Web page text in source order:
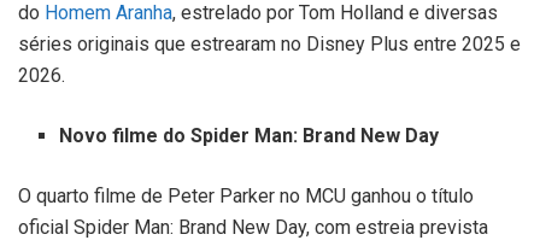
do Homem Aranha, estrelado por Tom Holland e diversas
séries originais que estrearam no Disney Plus entre 2025 e
2026.
Novo filme do Spider Man: Brand New Day
O quarto filme de Peter Parker no MCU ganhou o título
oficial Spider Man: Brand New Day, com estreia prevista